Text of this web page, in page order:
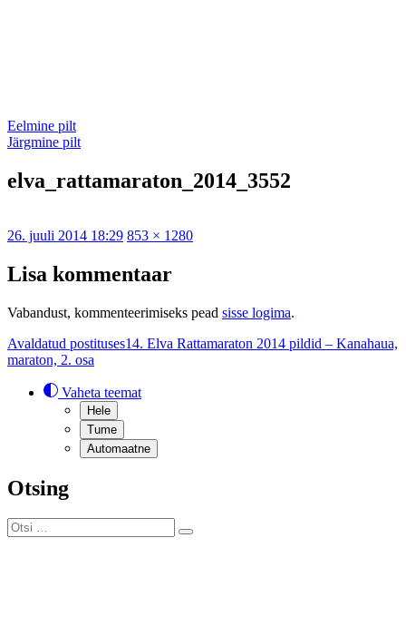
Eelmine pilt
Järgmine pilt
elva_rattamaraton_2014_3552
Postitatud
26. juuli 2014 18:29 Täissuurus
853 × 1280
Lisa kommentaar
Vabandust, kommenteerimiseks pead sisse logima.
Navigeerimine
Avaldatud postituses14. Elva Rattamaraton 2014 pildid – Kanahaua,
maraton, 2. osa
Vaheta teemat
Hele
Tume
Automaatne
Otsing
Otsi:
Otsi